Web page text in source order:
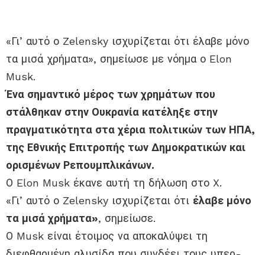
«Γι’ αυτό ο Zelensky ισχυρίζεται ότι έλαβε μόνο
τα μισά χρήματα», σημείωσε με νόημα ο Elon
Musk.
Ένα σημαντικό μέρος των χρημάτων που
στάλθηκαν στην Ουκρανία κατέληξε στην
πραγματικότητα στα χέρια πολιτικών των ΗΠΑ,
της Εθνικής Επιτροπής των Δημοκρατικών και
ορισμένων Ρεπουμπλικάνων.
Ο Elon Musk έκανε αυτή τη δήλωση στο X.
«Γι’ αυτό ο Zelensky ισχυρίζεται ότι έλαβε μόνο
τα μισά χρήματα», σημείωσε.
Ο Musk είναι έτοιμος να αποκαλύψει τη